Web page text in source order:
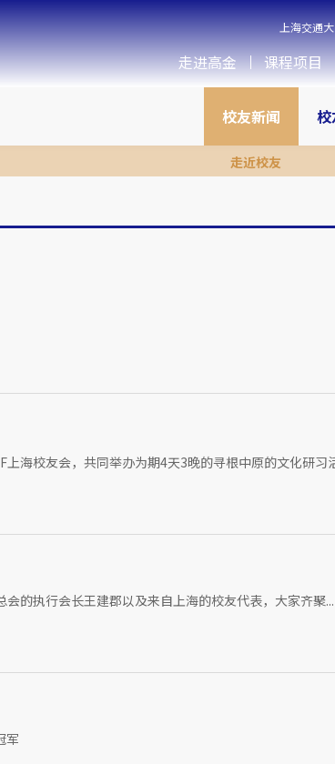
上海交通
走进高金 课程项目
校友新闻
走近校友
海校友会，共同举办为期4天3晚的寻根中原的文化研习
的执行会长王建郡以及来自上海的校友代表，大家齐聚...
军